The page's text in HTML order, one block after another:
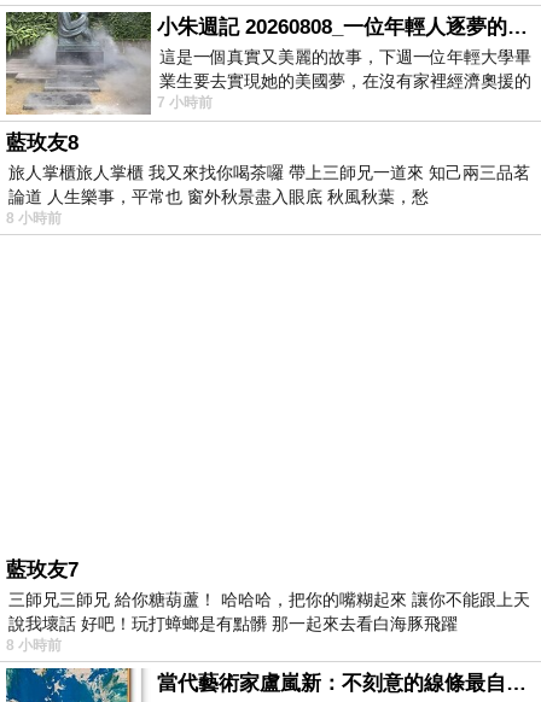
小朱週記 20260808_一位年輕人逐夢的真實故事
這是一個真實又美麗的故事，下週一位年輕大學畢
業生要去實現她的美國夢，在沒有家裡經濟奧援的
情況下，靠著自我努力工作累積出國基
7 小時前
藍玫友8
旅人掌櫃旅人掌櫃 我又來找你喝茶囉 帶上三師兄一道來 知己兩三品茗
論道 人生樂事，平常也 窗外秋景盡入眼底 秋風秋葉，愁
8 小時前
藍玫友7
三師兄三師兄 給你糖葫蘆！ 哈哈哈，把你的嘴糊起來 讓你不能跟上天
說我壞話 好吧！玩打蟑螂是有點髒 那一起來去看白海豚飛躍
8 小時前
當代藝術家盧嵐新：不刻意的線條最自由，讓色彩流動、筆觸自己說話